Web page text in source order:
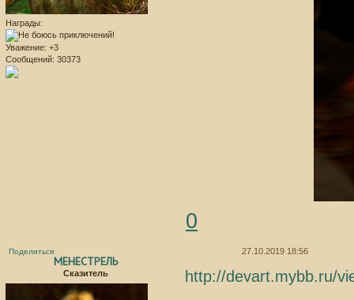
Награды:
Уважение: +3
Сообщений: 30373
0
Поделиться 27.10.2019 18:56
МЕНЕСТРЕЛЬ
Сказитель http://devart.mybb.ru/